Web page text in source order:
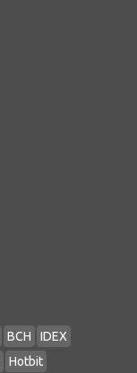
BCH
IDEX
Hotbit